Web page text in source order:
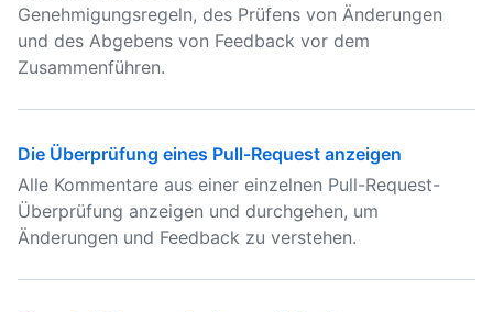
Genehmigungsregeln, des Prüfens von Änderungen
und des Abgebens von Feedback vor dem
Zusammenführen.
Die Überprüfung eines Pull-Request anzeigen
Alle Kommentare aus einer einzelnen Pull-Request-
Überprüfung anzeigen und durchgehen, um
Änderungen und Feedback zu verstehen.